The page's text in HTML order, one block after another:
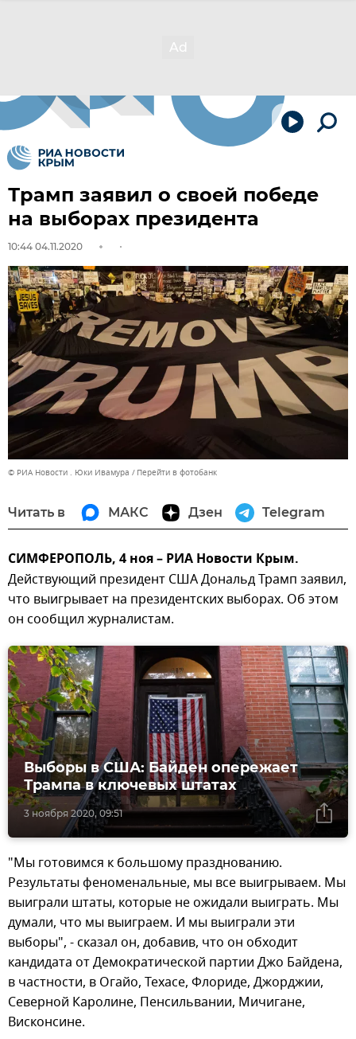
Трамп заявил о своей победе
на выборах президента
10:44 04.11.2020
© РИА Новости . Юки Ивамура Перейти в фотобанк
Читать в МАКС Дзен Telegram
СИМФЕРОПОЛЬ, 4 ноя – РИА Новости Крым.
Действующий президент США Дональд Трамп заявил,
что выигрывает на президентских выборах. Об этом
он сообщил журналистам.
3 ноября 2020, 09:51
Выборы в США: Байден опережает
Трампа в ключевых штатах
"Мы готовимся к большому празднованию.
Результаты феноменальные, мы все выигрываем. Мы
выиграли штаты, которые не ожидали выиграть. Мы
думали, что мы выиграем. И мы выиграли эти
выборы", - сказал он, добавив, что он обходит
кандидата от Демократической партии Джо Байдена,
в частности, в Огайо, Техасе, Флориде, Джорджии,
Северной Каролине, Пенсильвании, Мичигане,
Висконсине.